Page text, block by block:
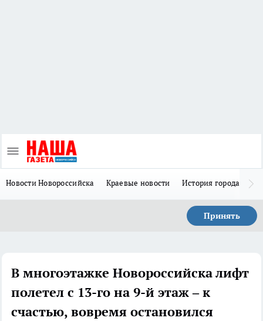
Новости Новороссийска Краевые новости История города Н
Принять
В многоэтажке Новороссийска лифт
полетел с 13-го на 9-й этаж – к
счастью, вовремя остановился